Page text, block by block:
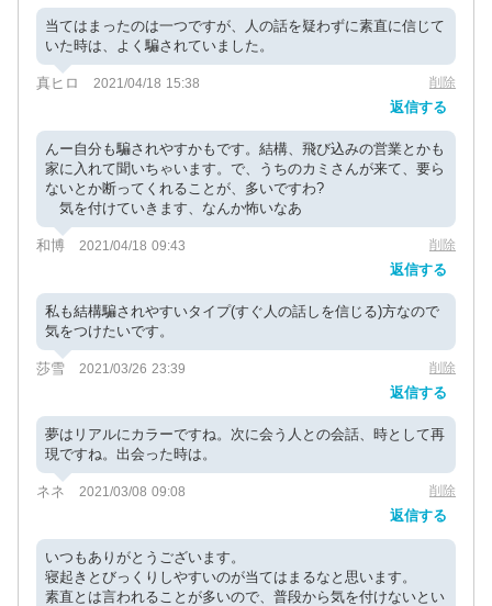
当てはまったのは一つですが、人の話を疑わずに素直に信じて
いた時は、よく騙されていました。
真ヒロ 2021/04/18 15:38 削除
返信する
んー自分も騙されやすかもです。結構、飛び込みの営業とかも
家に入れて聞いちゃいます。で、うちのカミさんが来て、要ら
ないとか断ってくれることが、多いですわ?
気を付けていきます、なんか怖いなあ
和博 2021/04/18 09:43 削除
返信する
私も結構騙されやすいタイプ(すぐ人の話しを信じる)方なので
気をつけたいです。
莎雪 2021/03/26 23:39 削除
返信する
夢はリアルにカラーですね。次に会う人との会話、時として再
現ですね。出会った時は。
ネネ 2021/03/08 09:08 削除
返信する
いつもありがとうございます。
寝起きとびっくりしやすいのが当てはまるなと思います。
素直とは言われることが多いので、普段から気を付けないとい